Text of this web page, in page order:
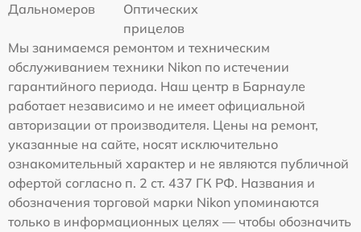
Дальномеров
Оптических
прицелов
Мы занимаемся ремонтом и техническим
обслуживанием техники Nikon по истечении
гарантийного периода. Наш центр в Барнауле
работает независимо и не имеет официальной
авторизации от производителя. Цены на ремонт,
указанные на сайте, носят исключительно
ознакомительный характер и не являются публичной
офертой согласно п. 2 ст. 437 ГК РФ. Названия и
обозначения торговой марки Nikon упоминаются
только в информационных целях — чтобы обозначить